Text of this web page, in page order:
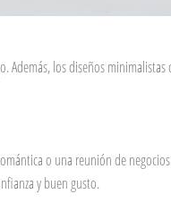
los diseños
o una reunión de
y buen gusto.